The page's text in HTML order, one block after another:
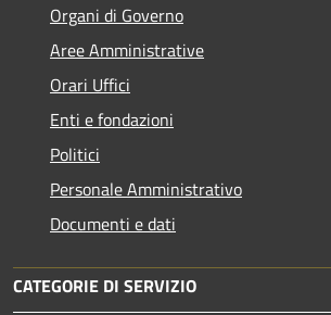
Organi di Governo
Aree Amministrative
Orari Uffici
Enti e fondazioni
Politici
Personale Amministrativo
Documenti e dati
CATEGORIE DI SERVIZIO